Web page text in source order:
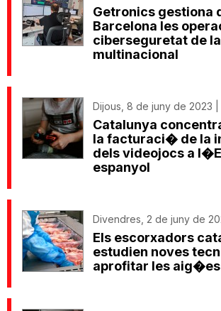
Getronics gestiona
Barcelona les
ciberseguretat de la
multinacional
Dijous, 8 de juny de 2023 |
Catalunya
la facturaci� de la
dels videojocs a
espanyol
Divendres, 2 de juny de
Els escorxadors
estudien noves
aprofitar les